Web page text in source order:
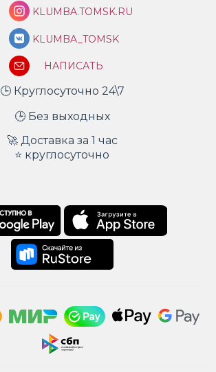
KLUMBA.TOMSK.RU
KLUMBA_TOMSK
НАПИСАТЬ
🕒 Круглосуточно 24\7
🕒 Без выходных
🚀 Доставка за 1 час
⭐ круглосуточно